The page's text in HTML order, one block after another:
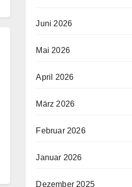
Juni 2026
Mai 2026
April 2026
März 2026
Februar 2026
Januar 2026
Dezember 2025